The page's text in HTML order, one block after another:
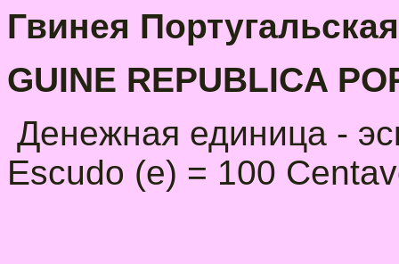
Гвинея
GUINE REPUBLICA
Денежная единица -
Escudo (e) = 100